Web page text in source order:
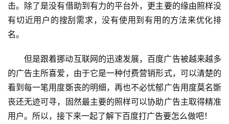
击。除了是没有借助到有力的平台外，更主要的缘由照样没
有切近用户的搜刮需求，没有使用到有用的方法来优化排
名。
但是跟着挪动互联网的迅速发展，百度广告被越来越多
的广告主所喜爱，由于它是一种付费营销形式，可以清楚的
看到每一笔用度斲丧的明细，再也不必忧郁广告用度莫名斲
丧还无迹可寻，固然最主要的照样可以协助广告主取得精准
用户。所以，接下来一起了解下百度打广告要怎么做吧！